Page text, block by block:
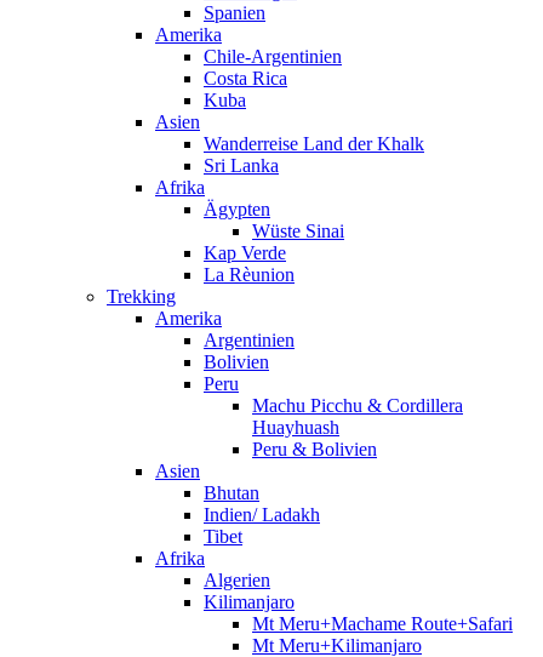
Spanien
Amerika
Chile-Argentinien
Costa Rica
Kuba
Asien
Wanderreise Land der Khalk
Sri Lanka
Afrika
Ägypten
Wüste Sinai
Kap Verde
La Rèunion
Trekking
Amerika
Argentinien
Bolivien
Peru
Machu Picchu & Cordillera
Huayhuash
Peru & Bolivien
Asien
Bhutan
Indien/ Ladakh
Tibet
Afrika
Algerien
Kilimanjaro
Mt Meru+Machame Route+Safari
Mt Meru+Kilimanjaro